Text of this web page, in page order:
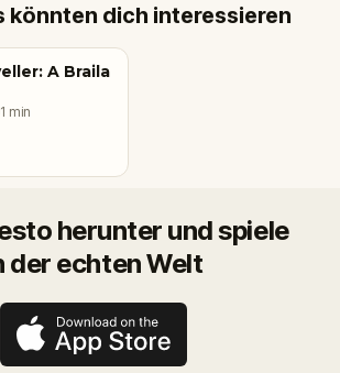
könnten dich interessieren
A Braila
min
herunter und spiele
der echten Welt